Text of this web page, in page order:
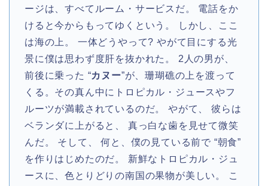
ージは、すべてルーム・サービスだ。 電話をか
けると今からもってゆくという。 しかし、ここ
は海の上。 一体どうやって? やがて目にする光
景に僕は思わず度肝を抜かれた。 2人の男が、
前後に乗った “カヌー”が、珊瑚礁の上を渡って
くる。その真ん中にトロピカル・ジュースやフ
ルーツが満載されているのだ。 やがて、 彼らは
ベランダに上がると、 真っ白な歯を見せて微笑
んだ。 そして、 何と、僕の見ている前で “朝食”
を作りはじめたのだ。 新鮮なトロピカル・ジュ
ースに、色とりどりの南国の果物が美しい。 こ